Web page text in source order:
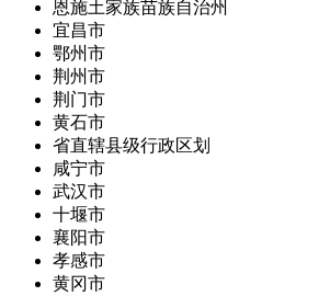
恩施土家族苗族自治州
宜昌市
鄂州市
荆州市
荆门市
黄石市
省直辖县级行政区划
咸宁市
武汉市
十堰市
襄阳市
孝感市
黄冈市